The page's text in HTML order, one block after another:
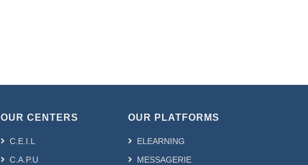
OUR CENTERS
C.E.I.L
C.A.P.U
OUR PLATFORMS
ELEARNING
MESSAGERIE